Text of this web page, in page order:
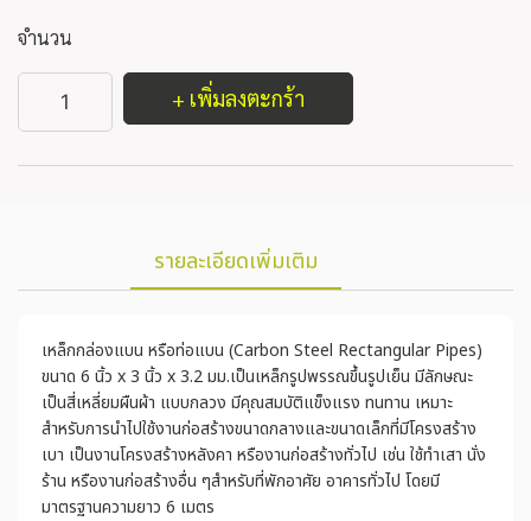
จำนวน
+ เพิ่มลงตะกร้า
รายละเอียดเพิ่มเติม
เหล็กกล่องแบน หรือท่อแบน (Carbon Steel Rectangular Pipes)
ขนาด 6 นิ้ว x 3 นิ้ว x 3.2 มม.เป็นเหล็กรูปพรรณขึ้นรูปเย็น มีลักษณะ
เป็นสี่เหลี่ยมผืนผ้า แบบกลวง มีคุณสมบัติแข็งแรง ทนทาน เหมาะ
สำหรับการนำไปใช้งานก่อสร้างขนาดกลางและขนาดเล็กที่มีโครงสร้าง
เบา เป็นงานโครงสร้างหลังคา หรืองานก่อสร้างทั่วไป เช่น ใช้ทำเสา นั่ง
ร้าน หรืองานก่อสร้างอื่น ๆสำหรับที่พักอาศัย อาคารทั่วไป โดยมี
มาตรฐานความยาว 6 เมตร